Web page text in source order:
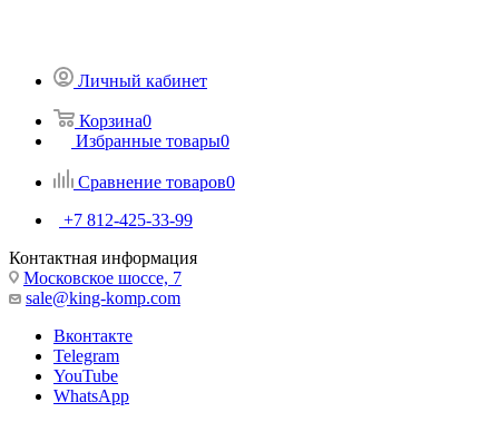
Личный кабинет
Корзина0
Избранные товары0
Сравнение товаров0
+7 812-425-33-99
Контактная информация
Московское шоссе, 7
sale@king-komp.com
Вконтакте
Telegram
YouTube
WhatsApp